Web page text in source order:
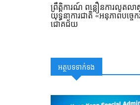
ព្រឹត្តិការណ៍ ពន្លឿនការលូតលាស់
យុទ្ធនាការជាតិ «អនុភាពបច្ចេ
ជោគជ័យ
អត្ថបទទាក់ទង